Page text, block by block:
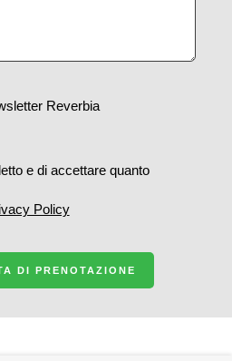
Reverbia
e di accettare quanto
Policy
DI PRENOTAZIONE